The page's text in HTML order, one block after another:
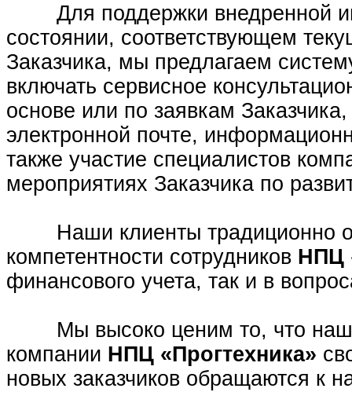
Для поддержки внедренной
состоянии, соответствующем
Заказчика, мы предлагаем
включать сервисное
основе или по заявкам
электронной почте,
также участие специалистов
мероприятиях Заказчика по
Наши клиенты традиционно
компетентности сотрудников НПЦ
финансового учета, так и в
Мы высоко ценим то, что наши
компании НПЦ «Прогтехника»
новых заказчиков обращаются к